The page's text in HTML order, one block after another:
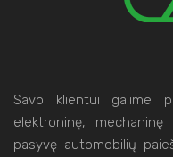
Savo klientui galime
elektroninę,
pasyvę automobilių